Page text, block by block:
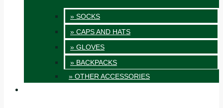
» SOCKS
» CAPS AND HATS
» GLOVES
» BACKPACKS
» OTHER ACCESSORIES